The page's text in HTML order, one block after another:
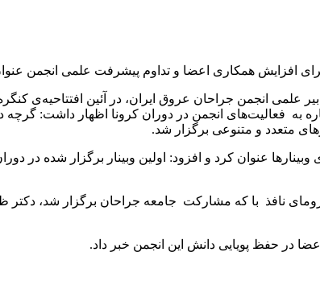
افزایش همکاری اعضا و تداوم پیشرفت علمی انجمن
علمی انجمن جراحان عروق ایران، در آئین افتتاحیه‌ی
به فعالیت‌های انجمن در دوران کرونا اظهار داشت:
متعدد و متنوعی برگزار شد.
عنوان کرد و افزود: اولین وبینار برگزار شده در
نافذ با که مشارکت جامعه جراحان برگزار شد،
در حفظ پویایی دانش این انجمن خبر داد.